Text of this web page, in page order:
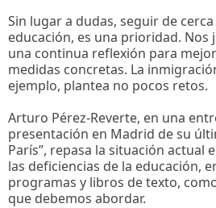
Sin lugar a dudas, seguir de
educación, es una prioridad. Nos
una continua reflexión para
medidas concretas. La
ejemplo, plantea no pocos retos.
Arturo Pérez-Reverte, en una
presentación en Madrid de su
París”, repasa la situación actual
las deficiencias de la educación,
programas y libros de texto,
que debemos abordar.